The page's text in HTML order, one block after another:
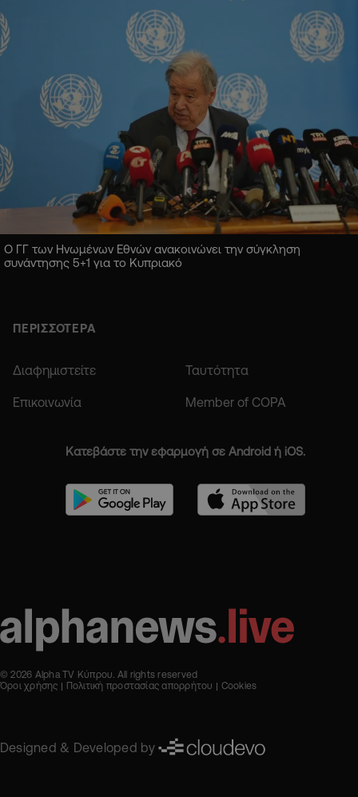
Ο ΓΓ των Ηνωμένων Εθνών ανακοινώνει την σύγκληση
συνάντησης 5+1 για το Κυπριακό
ΠΕΡΙΣΣΟΤΕΡΑ
Διαφημιστείτε Ταυτότητα
Επικοινωνία Member of COPA
Κατεβάστε την εφαρμογή σε Android ή iOS.
© 2026 Alpha TV Κύπρου. All rights reserved
Όροι χρήσης
Πολιτική προστασίας απορρήτου Cookies
Designed & Developed by